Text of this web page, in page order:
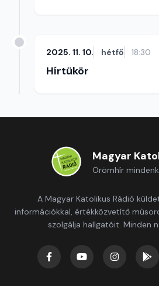
2025. 11. 10. hétfő 18:30
Hírtükör
Magyar
Örömhír
A Magyar Katolikus Rádió
információkkal, értékközvetítő
szolgálja hallgatóit. Minden